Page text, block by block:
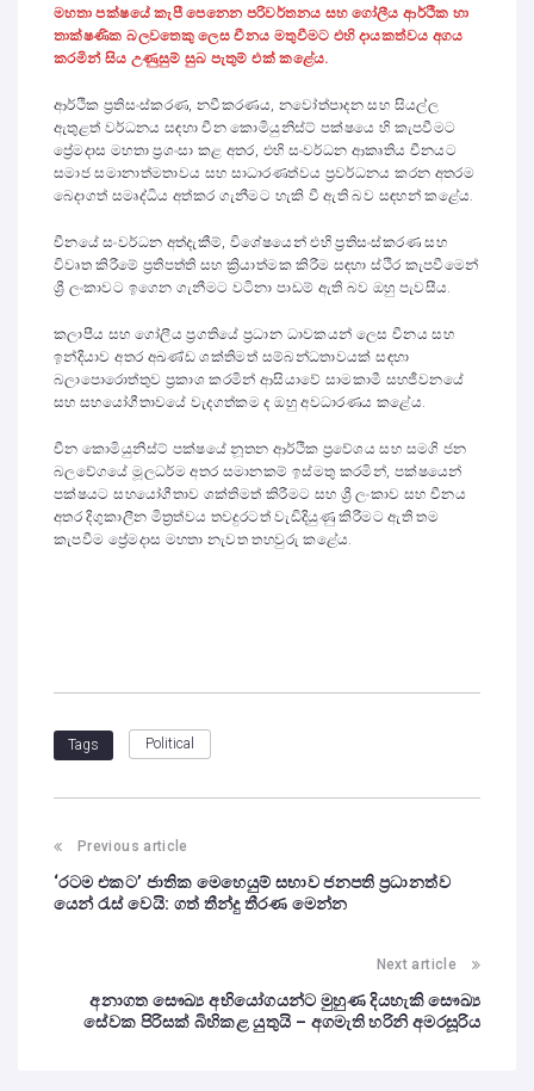
මහතා පක්ෂයේ කැපී පෙනෙන පරිවර්තනය සහ ගෝලීය ආර්ථික හා
තාක්ෂණික බලවතෙකු ලෙස චීනය මතුවීමට එහි දායකත්වය අගය
කරමින් සිය උණුසුම් සුබ පැතුම් එක් කළේය.
ආර්ථික ප්‍රතිසංස්කරණ, නවීකරණය, නවෝත්පාදන සහ සියල්ල
ඇතුළත් වර්ධනය සඳහා චීන කොමියුනිස්ට් පක්ෂයෙ හි කැපවීමට
ප්‍රේමදාස මහතා ප්‍රශංසා කළ අතර, එහි සංවර්ධන ආකෘතිය චීනයට
සමාජ සමානාත්මතාවය සහ සාධාරණත්වය ප්‍රවර්ධනය කරන අතරම
බෙදාගත් සමෘද්ධිය අත්කර ගැනීමට හැකි වී ඇති බව සඳහන් කළේය.
චීනයේ සංවර්ධන අත්දැකීම්, විශේෂයෙන් එහි ප්‍රතිසංස්කරණ සහ
විවෘත කිරීමේ ප්‍රතිපත්ති සහ ක්‍රියාත්මක කිරීම සඳහා ස්ථිර කැපවීමෙන්
ශ්‍රී ලංකාවට ඉගෙන ගැනීමට වටිනා පාඩම් ඇති බව ඔහු පැවසීය.
කලාපීය සහ ගෝලීය ප්‍රගතියේ ප්‍රධාන ධාවකයන් ලෙස චීනය සහ
ඉන්දියාව අතර අඛණ්ඩ ශක්තිමත් සම්බන්ධතාවයක් සඳහා
බලාපොරොත්තුව ප්‍රකාශ කරමින් ආසියාවේ සාමකාමී සහජීවනයේ
සහ සහයෝගීතාවයේ වැදගත්කම ද ඔහු අවධාරණය කළේය.
චීන කොමියුනිස්ට් පක්ෂයේ නූතන ආර්ථික ප්‍රවේශය සහ සමගි ජන
බලවේගයේ මූලධර්ම අතර සමානකම් ඉස්මතු කරමින්, පක්ෂයෙන්
පක්ෂයට සහයෝගීතාව ශක්තිමත් කිරීමට සහ ශ්‍රී ලංකාව සහ චීනය
අතර දිගුකාලීන මිත්‍රත්වය තවදුරටත් වැඩිදියුණු කිරීමට ඇති තම
කැපවීම ප්‍රේමදාස මහතා නැවත තහවුරු කළේය.
Tags Political
Previous article
‘රටම එකට’ ජාතික මෙහෙයුම් සභාව ජනපති ප්‍රධානත්ව
යෙන් රැස් වෙයි: ගත් තීන්දු තීරණ මෙන්න
Next article
අනාගත සෞඛ්‍ය අභියෝගයන්ට මුහුණ දියහැකි සෞඛ්‍ය
සේවක පිරිසක් බිහිකළ යුතුයි – අගමැති හරිනි අමරසූරිය